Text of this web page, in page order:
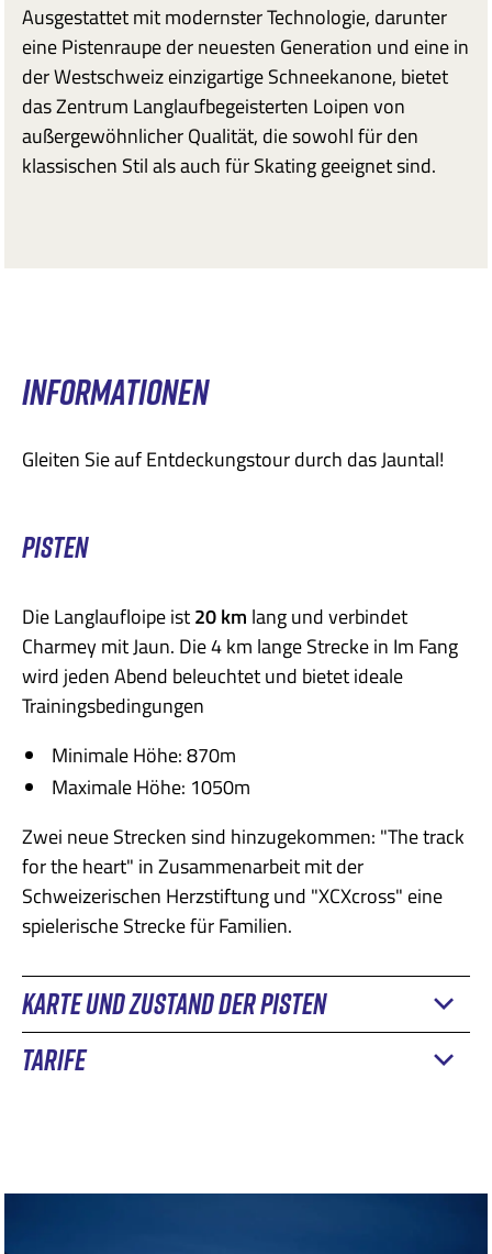
Ausgestattet mit modernster Technologie, darunter
eine Pistenraupe der neuesten Generation und eine in
der Westschweiz einzigartige Schneekanone, bietet
das Zentrum Langlaufbegeisterten Loipen von
außergewöhnlicher Qualität, die sowohl für den
klassischen Stil als auch für Skating geeignet sind.
INFORMATIONEN
Gleiten Sie auf Entdeckungstour durch das Jauntal!
PISTEN
Die Langlaufloipe ist20 km lang und verbindet
Charmey mit Jaun. Die 4 km lange Strecke in Im Fang
wird jeden Abend beleuchtet und bietet ideale
Trainingsbedingungen
Minimale Höhe: 870m
Maximale Höhe: 1050m
Zwei neue Strecken sind hinzugekommen: "The track
for the heart" in Zusammenarbeit mit der
Schweizerischen Herzstiftung und "XCXcross" eine
spielerische Strecke für Familien.
KARTE UND ZUSTAND DER PISTEN
TARIFE
Wöchentliche Pass (Charmey-Im Fang-Jaun)
40.-